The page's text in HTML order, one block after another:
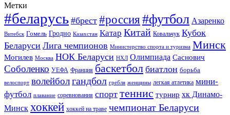
Метки
#беларусь #брест #россия#футбол Азаренко
Витебск Гомель Гродно Казахстан Катар Китай Ковальчук Кубок
Беларуси Лига чемпионов Министерство спорта и туризма Минск
Могилев Москва НОК Беларуси НХЛ Олимпиада Саснович
Соболенко УЕФА Франция баскетбол биатлон борьба
велоспорт волейболгандбол гребля женщины легкая атлетика мини-
футбол плавание соревнования спорт теннис турнир хк Динамо-
Минск хоккей хоккей на траве чемпионат Беларуси